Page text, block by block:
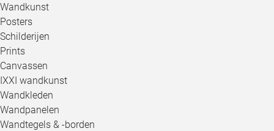
Wandkunst
Posters
Schilderijen
Prints
Canvassen
IXXI wandkunst
Wandkleden
Wandpanelen
Wandtegels & -borden